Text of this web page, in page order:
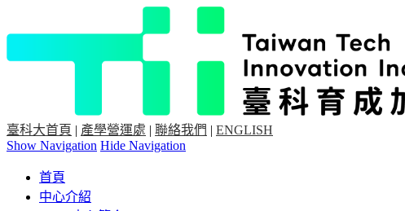
臺科大首頁 | 產學營運處 | 聯絡我們 | ENGLISH
Show Navigation Hide Navigation
首頁
中心介紹